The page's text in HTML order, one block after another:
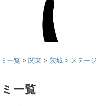
一覧 関東 茨城 ステージ
一覧